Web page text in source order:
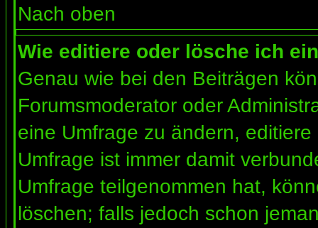
Nach oben
Wie editiere oder lösche ich
Genau wie bei den Beiträgen
Forumsmoderator oder
eine Umfrage zu ändern,
Umfrage ist immer damit
Umfrage teilgenommen hat,
löschen; falls jedoch schon